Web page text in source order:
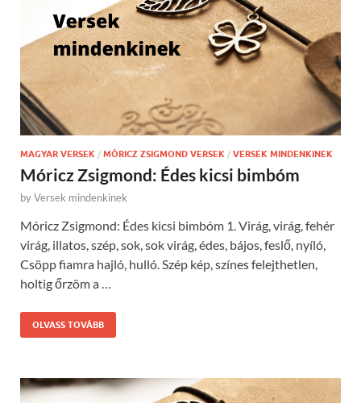
MAGYAR VERSEK / MÓRICZ ZSIGMOND VERSEK / VERSEK MINDENKINEK
Móricz Zsigmond: Édes kicsi bimbóm
byVersek mindenkinek
Móricz Zsigmond: Édes kicsi bimbóm 1. Virág, virág, fehér
virág, illatos, szép, sok, sok virág, édes, bájos, feslő, nyíló,
Csöpp fiamra hajló, hulló. Szép kép, színes felejthetlen,
holtig őrzöm a …
OLVASS TOVÁBB